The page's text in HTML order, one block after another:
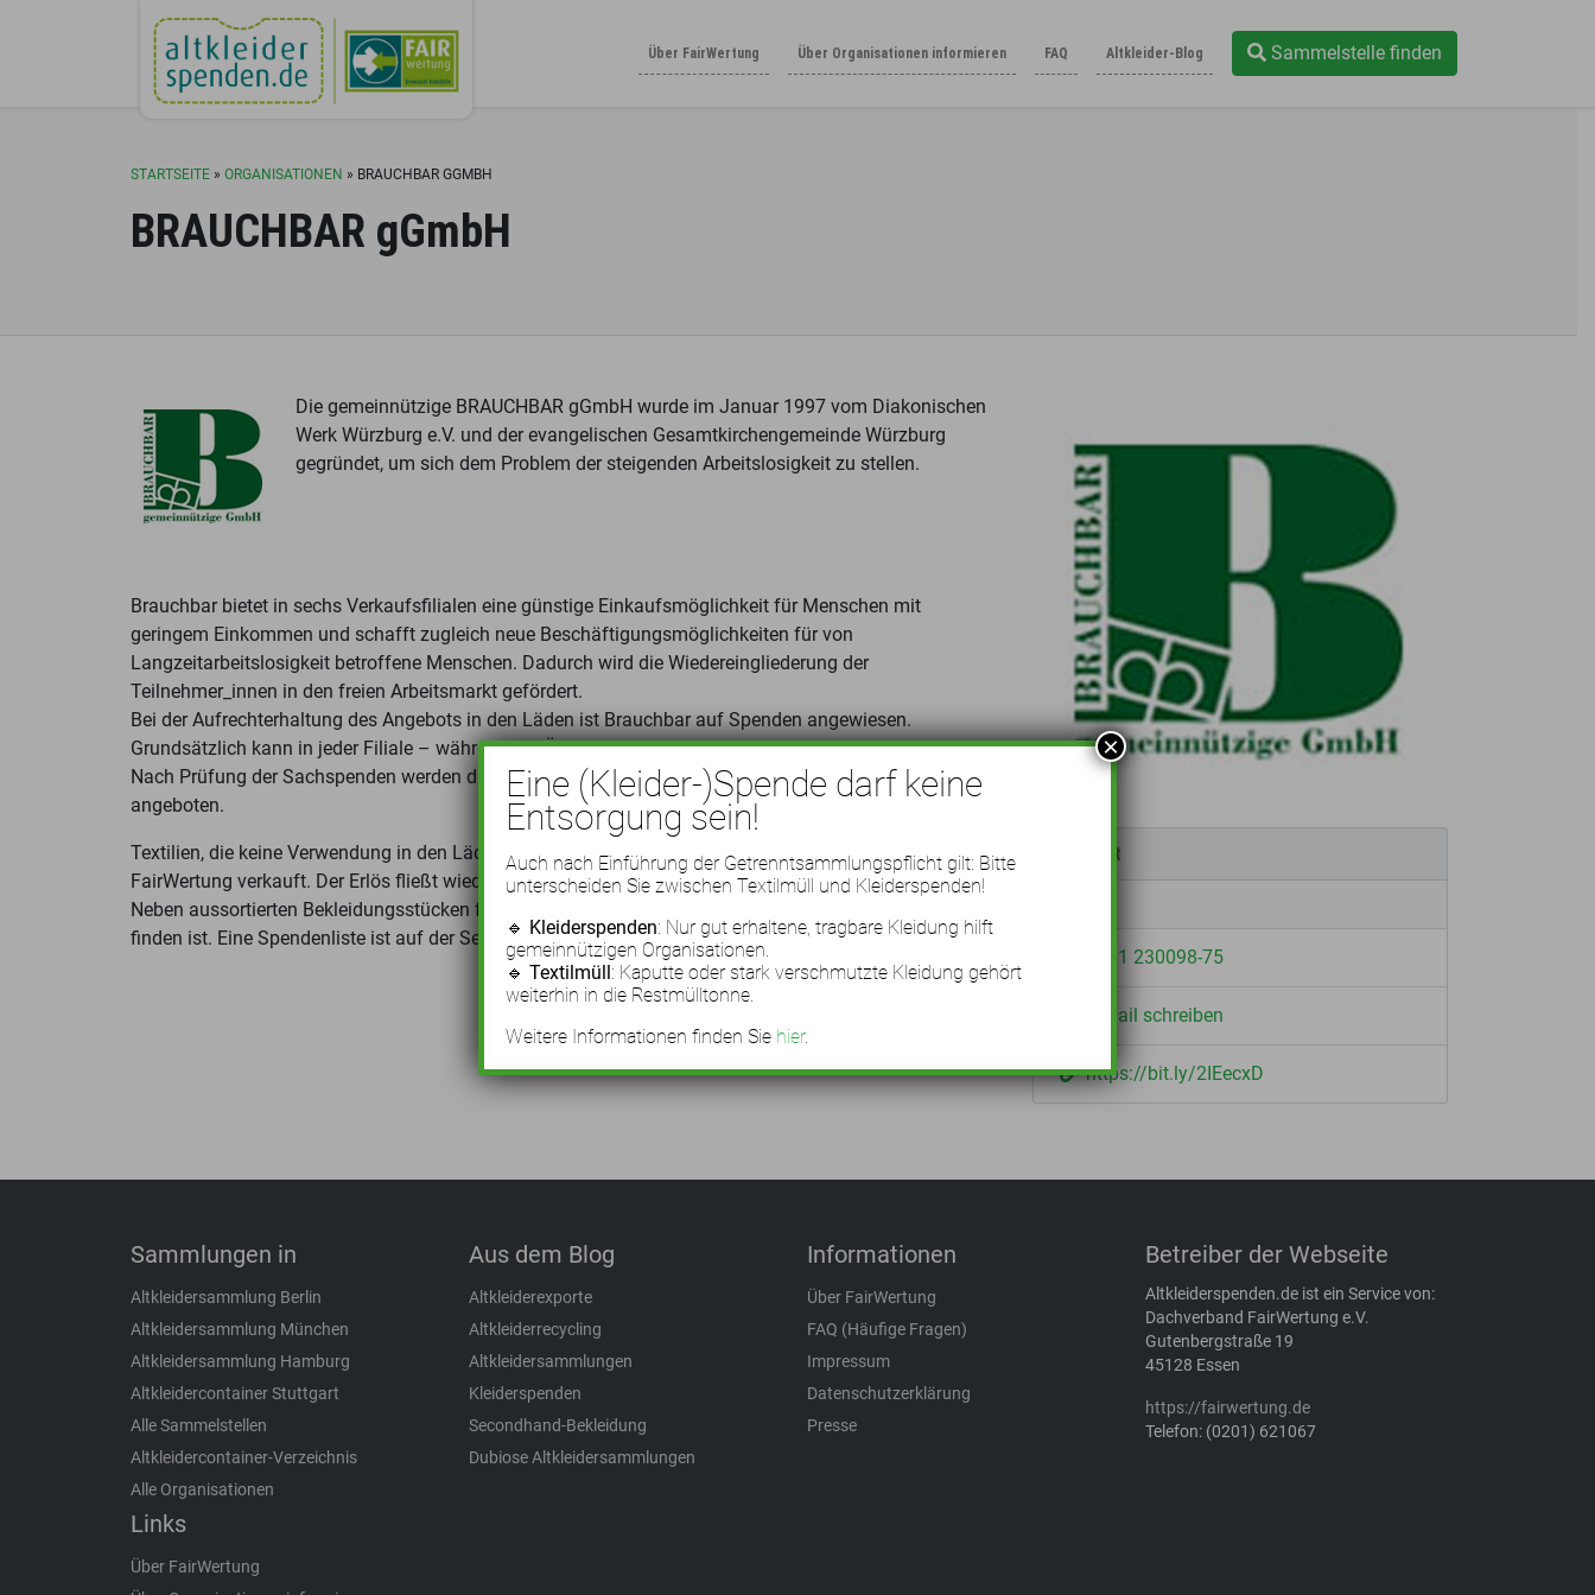
Über FairWertung Über Organisationen informieren FAQ Altkleider-Blog Sammelstelle finden
STARTSEITE» ORGANISATIONEN » BRAUCHBAR GGMBH
BRAUCHBAR gGmbH
Die gemeinnützige BRAUCHBAR gGmbH wurde im Januar 1997 vom Diakonischen
Werk Würzburg e.V. und der evangelischen Gesamtkirchengemeinde Würzburg
gegründet, um sich dem Problem der steigenden Arbeitslosigkeit zu stellen.
Brauchbar bietet in sechs Verkaufsfilialen eine günstige Einkaufsmöglichkeit für Menschen mit
geringem Einkommen und schafft zugleich neue Beschäftigungsmöglichkeiten für von
Langzeitarbeitslosigkeit betroffene Menschen. Dadurch wird die Wiedereingliederung der
Teilnehmer_innen in den freien Arbeitsmarkt gefördert.
Bei der Aufrechterhaltung des Angebots in den Läden ist Brauchbar auf Spenden angewiesen.
Grundsätzlich kann in jeder Filiale – während der Öffnungszeiten – Bekleidung abgegeben werden.
Nach Prüfung der Sachspenden werden diese in den Kaufhäusern kostengünstig zum Verkauf
angeboten.
Textilien, die keine Verwendung in den Läden finden, werden nach den Standards des Dachverbands
FairWertung verkauft. Der Erlös fließt wieder zurück in die Arbeit der Brauchbar.
Neben aussortierten Bekleidungsstücken freut sich Brauchbar über alles, was in einem Haushalt zu
finden ist. Eine Spendenliste ist auf der Seite der Organisation eingestellt.
Kontakt
0931 230098-75
E-Mail schreiben
https://bit.ly/2IEecxD
Sammlungen in
Altkleidersammlung Berlin
Altkleidersammlung München
Altkleidersammlung Hamburg
Altkleidercontainer Stuttgart
Alle Sammelstellen
Altkleidercontainer-Verzeichnis
Alle Organisationen
Links
Über FairWertung
Aus dem Blog
Altkleiderexporte
Altkleiderrecycling
Altkleidersammlungen
Kleiderspenden
Secondhand-Bekleidung
Dubiose Altkleidersammlungen
Informationen
Über FairWertung
FAQ (Häufige Fragen)
Impressum
Datenschutzerklärung
Presse
Betreiber der Webseite
Altkleiderspenden.de ist ein Service von:
Dachverband FairWertung e.V.
Gutenbergstraße 19
45128 Essen
https://fairwertung.de
Telefon: (0201) 621067
Eine (Kleider-)Spende darf keine
Entsorgung sein!
Auch nach Einführung der Getrenntsammlungspflicht gilt: Bitte
unterscheiden Sie zwischen Textilmüll und Kleiderspenden!
🔹 Kleiderspenden: Nur gut erhaltene, tragbare Kleidung hilft
gemeinnützigen Organisationen.
🔹Textilmüll: Kaputte oder stark verschmutzte Kleidung gehört
weiterhin in die Restmülltonne.
Weitere Informationen finden Sie hier.
×